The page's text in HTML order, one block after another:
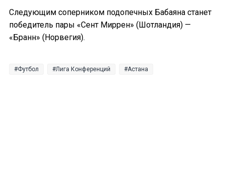
Следующим соперником подопечных Бабаяна станет
победитель пары «Сент Миррен» (Шотландия) —
«Бранн» (Норвегия).
Футбол Лига Конференций Астана